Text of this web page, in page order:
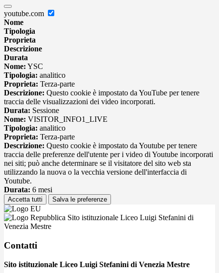
youtube.com
Nome
Tipologia
Proprieta
Descrizione
Durata
Nome: YSC
Tipologia: analitico
Proprieta: Terza-parte
Descrizione: Questo cookie è impostato da YouTube per tenere
traccia delle visualizzazioni dei video incorporati.
Durata: Sessione
Nome: VISITOR_INFO1_LIVE
Tipologia: analitico
Proprieta: Terza-parte
Descrizione: Questo cookie è impostato da Youtube per tenere
traccia delle preferenze dell'utente per i video di Youtube incorporati
nei siti; può anche determinare se il visitatore del sito web sta
utilizzando la nuova o la vecchia versione dell'interfaccia di
Youtube.
Durata: 6 mesi
Accetta tutti Salva le preferenze
Sito istituzionale Liceo Luigi Stefanini di
Venezia Mestre
Contatti
Sito istituzionale Liceo Luigi Stefanini di Venezia Mestre